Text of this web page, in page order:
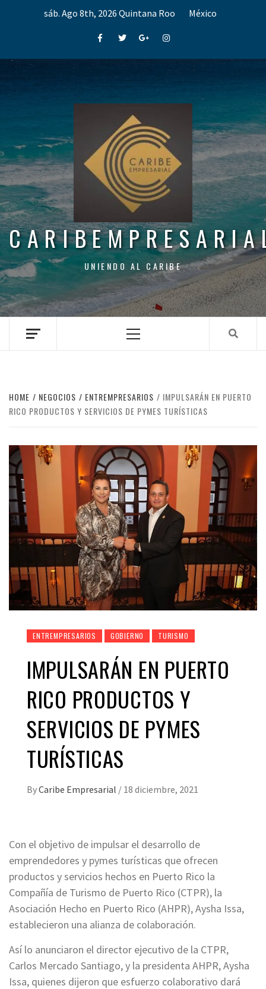
sáb. Ago 8th, 2026 Quintana Roo México
FacebookTwitterGoogle+Instagram
UNIENDO AL CARIBE
Menu
HOME NEGOCIOS ENTREMPRESARIOS
IMPULSARÁN EN PUERTO
RICO PRODUCTOS Y SERVICIOS DE PYMES TURÍSTICAS
ENTREMPRESARIOS GOBIERNO TURISMO
IMPULSARÁN EN PUERTO
RICO PRODUCTOS Y
SERVICIOS DE PYMES
TURÍSTICAS
ByCaribe Empresarial / 18 diciembre, 2021
Con el objetivo de impulsar el desarrollo de
emprendedores y pymes turísticas que ofrecen
productos y servicios hechos en Puerto Rico la
Compañía de Turismo de Puerto Rico (CTPR), la
Asociación Hecho en Puerto Rico (AHPR), Aysha Issa,
establecieron una alianza de colaboración.
Así lo anunciaron el director ejecutivo de la CTPR,
Carlos Mercado Santiago, y la presidenta AHPR, Aysha
Issa, quienes dijeron que esfuerzo colaborativo dará